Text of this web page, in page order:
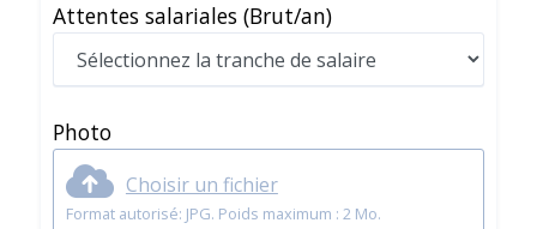
Attentes salariales (Brut/an)
Photo
Choisir un fichier
Format autorisé: JPG. Poids maximum : 2 Mo.